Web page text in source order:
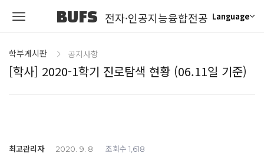
BUFS 전자·인공지능융합전공 Language
학부게시판 공지사항
[학사] 2020-1학기 진로탐색 현황 (06.11일 기준)
최고관리자 2020. 9. 8 조회수 1,618